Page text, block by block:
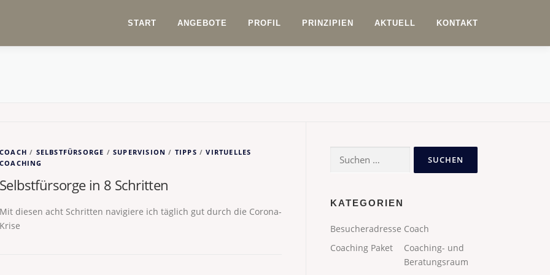
START ANGEBOTE PROFIL PRINZIPIEN AKTUELL KONTAKT
COACH / SELBSTFÜRSORGE /SUPERVISION / TIPPS /VIRTUELLES
COACHING
Selbstfürsorge in 8 Schritten
Mit diesen acht Schritten navigiere ich täglich gut durch die Corona-
Krise
Suchen
nach:
KATEGORIEN
Besucheradresse Coach
Coaching Paket
Coaching- und
Beratungsraum